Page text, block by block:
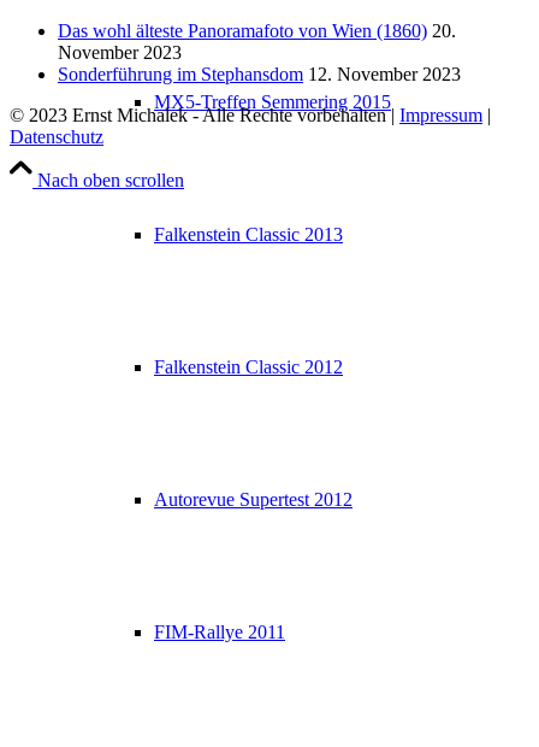
MX5-Treffen Semmering 2015
Falkenstein Classic 2013
Falkenstein Classic 2012
Autorevue Supertest 2012
FIM-Rallye 2011
Das wohl älteste Panoramafoto von Wien (1860) 20.
November 2023
Sonderführung im Stephansdom 12. November 2023
© 2023 Ernst Michalek - Alle Rechte vorbehalten | Impressum |
Datenschutz
Nach oben scrollen